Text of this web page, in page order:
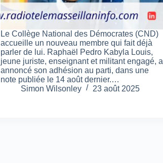
Le Collège National des Démocrates (CND)
accueille un nouveau membre qui fait déjà
parler de lui. Raphaël Pedro Kabyla Louis,
jeune juriste, enseignant et militant engagé, a
annoncé son adhésion au parti, dans une
note publiée le 14 août dernier.…
Simon Wilsonley
23 août 2025